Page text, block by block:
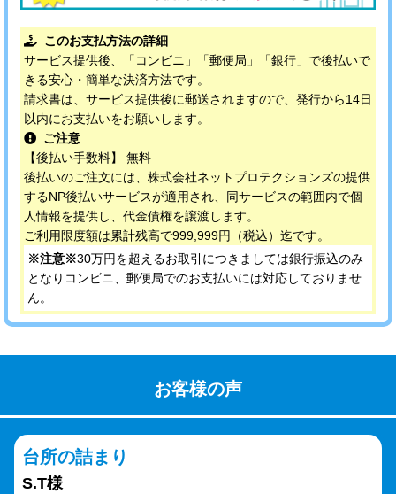
このお支払方法の詳細
サービス提供後、「コンビニ」「郵便局」「銀行」で後払いで
きる安心・簡単な決済方法です。
請求書は、サービス提供後に郵送されますので、発行から14日
以内にお支払いをお願いします。
ご注意
【後払い手数料】 無料
後払いのご注文には、株式会社ネットプロテクションズの提供
するNP後払いサービスが適用され、同サービスの範囲内で個
人情報を提供し、代金債権を譲渡します。
ご利用限度額は累計残高で999,999円（税込）迄です。
※注意※30万円を超えるお取引につきましては銀行振込のみ
となりコンビニ、郵便局でのお支払いには対応しておりませ
ん。
お客様の声
台所の詰まり
S.T様